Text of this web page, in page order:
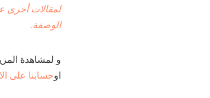
لمقالات أخرى
الوصفة.
و لمشاهدة
اوحسابنا على